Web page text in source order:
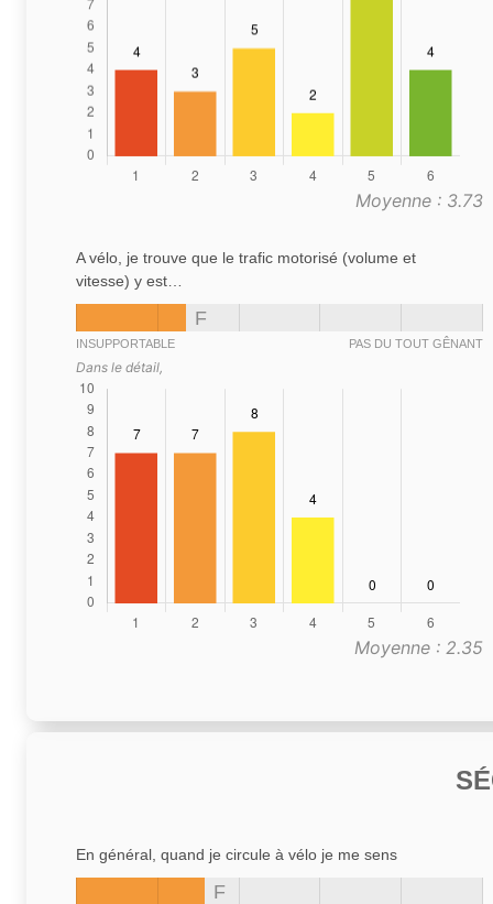
Moyenne : 3.73
A vélo, je trouve que le trafic motorisé (volume et
vitesse) y est…
F
INSUPPORTABLE PAS DU TOUT GÊNANT
Dans le détail,
Moyenne : 2.35
En général, quand je circule à vélo je me sens
F